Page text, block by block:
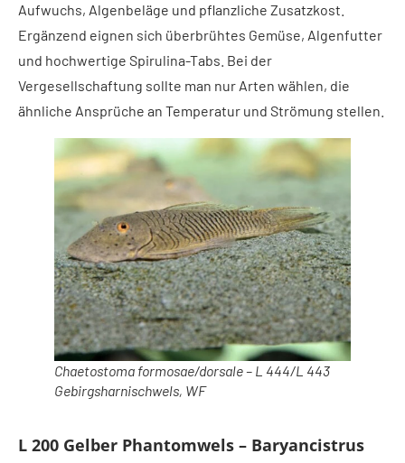
Aufwuchs, Algenbeläge und pflanzliche Zusatzkost.
Ergänzend eignen sich überbrühtes Gemüse, Algenfutter
und hochwertige Spirulina-Tabs. Bei der
Vergesellschaftung sollte man nur Arten wählen, die
ähnliche Ansprüche an Temperatur und Strömung stellen.
Chaetostoma formosae/dorsale – L 444/L 443
Gebirgsharnischwels, WF
L 200 Gelber Phantomwels – Baryancistrus